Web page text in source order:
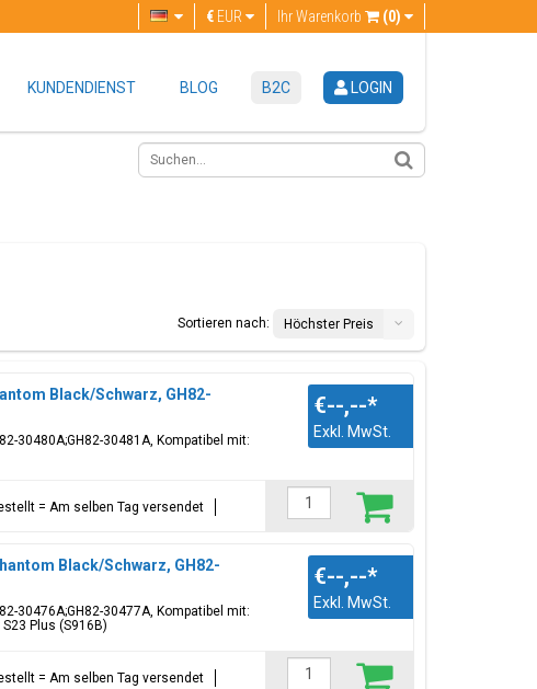
Ihr Warenkorb (0)
€ EUR
KUNDENDIENST BLOG B2C LOGIN
Sortieren nach:
Höchster Preis
Black/Schwarz, GH82-
30480A;GH82-30481A, Kompatibel mit:
€--,--*
Exkl. MwSt.
= Am selben Tag versendet
Black/Schwarz, GH82-
30476A;GH82-30477A, Kompatibel mit:
Plus (S916B)
€--,--*
Exkl. MwSt.
= Am selben Tag versendet